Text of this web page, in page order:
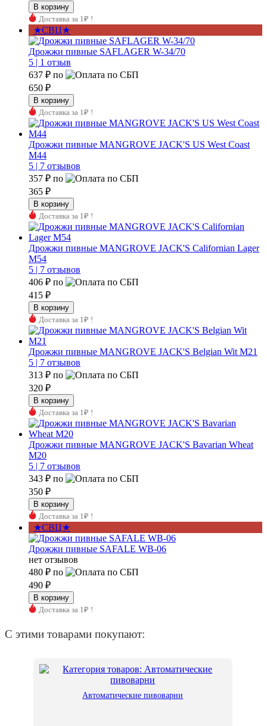
Доставка за 1₽ !
★СВЦ★
Дрожжи пивные SAFLAGER W-34/70
5 | 1 отзыв
637 ₽ по
650 ₽
Доставка за 1₽ !
Дрожжи пивные MANGROVE JACK'S US West Coast
M44
5 | 7 отзывов
357 ₽ по
365 ₽
Доставка за 1₽ !
Дрожжи пивные MANGROVE JACK'S Californian Lager
M54
5 | 7 отзывов
406 ₽ по
415 ₽
Доставка за 1₽ !
Дрожжи пивные MANGROVE JACK'S Belgian Wit M21
5 | 7 отзывов
313 ₽ по
320 ₽
Доставка за 1₽ !
Дрожжи пивные MANGROVE JACK'S Bavarian Wheat
M20
5 | 7 отзывов
343 ₽ по
350 ₽
Доставка за 1₽ !
★СВЦ★
Дрожжи пивные SAFALE WB-06
нет отзывов
480 ₽ по
490 ₽
Доставка за 1₽ !
С этими товарами покупают:
Автоматические пивоварни